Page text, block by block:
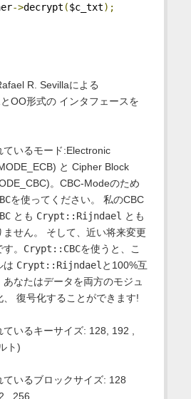
->decrypt ($c_txt);
R. Sevillaによる
とOO形式の インタフェースを
ているモード:Electronic
と Cipher Block
。CBC-Modeのため
を使ってください。 私のCBC
とも Crypt::Rijndael とも
ません。 そして、近い将来変更
。 Crypt::CBCを使うと、こ
は Crypt::Rijndaelと100%互
あなたはデータを両方のモジュ
、 復号化することができます!
ているキーサイズ: 128, 192 ,
ト)
ているブロックサイズ: 128
, 256